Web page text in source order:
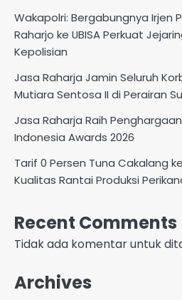
Wakapolri: Bergabungnya Irjen
Raharjo ke UBISA Perkuat
Kepolisian
Jasa Raharja Jamin Seluruh
Mutiara Sentosa II di Perairan
Jasa Raharja Raih
Indonesia Awards 2026
Tarif 0 Persen Tuna Cakalang
Kualitas Rantai Produksi
Recent Comments
Tidak ada komentar untuk
Archives